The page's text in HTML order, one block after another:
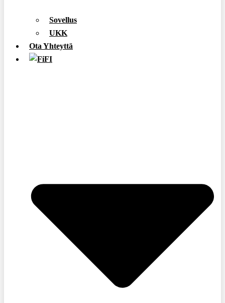
Sovellus
UKK
Ota Yhteyttä
FI